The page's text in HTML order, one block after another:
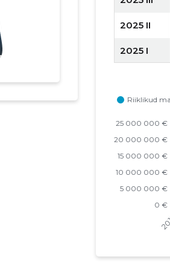
2025 II
2025 I
2024 III
2024 II
2024 I
2023 IV
2023 I